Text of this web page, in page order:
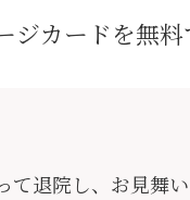
ジカードを無料
て退院し、お見舞